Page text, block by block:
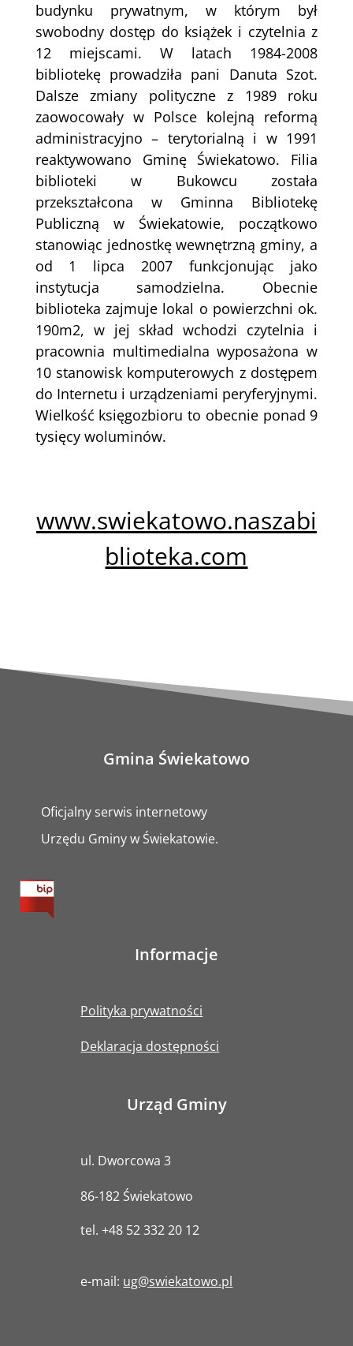
budynku prywatnym, w którym był
swobodny dostęp do książek i czytelnia z
12 miejscami. W latach 1984-2008
bibliotekę prowadziła pani Danuta Szot.
Dalsze zmiany polityczne z 1989 roku
zaowocowały w Polsce kolejną reformą
administracyjno – terytorialną i w 1991
reaktywowano Gminę Świekatowo. Filia
biblioteki w Bukowcu została
przekształcona w Gminna Bibliotekę
Publiczną w Świekatowie, początkowo
stanowiąc jednostkę wewnętrzną gminy, a
od 1 lipca 2007 funkcjonując jako
instytucja samodzielna. Obecnie
biblioteka zajmuje lokal o powierzchni ok.
190m2, w jej skład wchodzi czytelnia i
pracownia multimedialna wyposażona w
10 stanowisk komputerowych z dostępem
do Internetu i urządzeniami peryferyjnymi.
Wielkość księgozbioru to obecnie ponad 9
tysięcy woluminów.
www.swiekatowo.naszabi
blioteka.com
Gmina Świekatowo
Oficjalny serwis internetowy
Urzędu Gminy w Świekatowie.
Informacje
Polityka prywatności
Deklaracja dostępności
Urząd Gminy
ul. Dworcowa 3
86-182 Świekatowo
tel.+48 52 332 20 12
e-mail: ug@swiekatowo.pl